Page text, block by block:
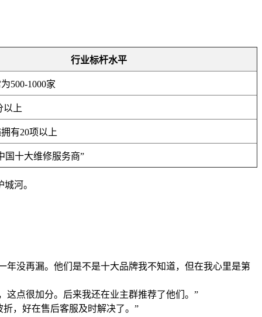
行业标杆水平
500-1000家
以上
有20项以上
国十大维修服务商”
河。
没再漏。他们是不是十大品牌我不知道，但在我心里是第
这点很加分。后来我还在业主群推荐了他们。”
，好在售后客服及时解决了。”